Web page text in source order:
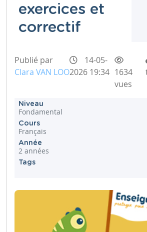
exercices et
correctif
Publié par
Clara VAN LOO
14-05-
2026 19:34 1634
vues
Niveau
Fondamental
Cours
Français
Année
2 années
Tags